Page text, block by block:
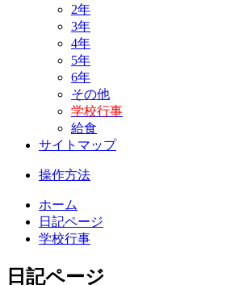
2年
3年
4年
5年
6年
その他
学校行事
給食
サイトマップ
操作方法
ホーム
日記ページ
学校行事
日記ページ